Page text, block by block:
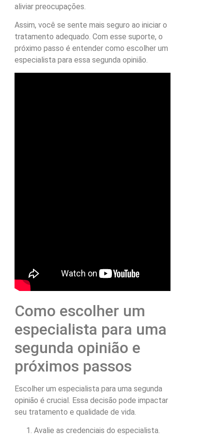
aliviar preocupações.
Assim, você se sente mais seguro ao iniciar o
tratamento adequado. Com esse suporte, o
próximo passo é entender como escolher um
especialista para essa segunda opinião.
Como escolher um
especialista para uma
segunda opinião e
próximos passos
Escolher um especialista para uma segunda
opinião é crucial. Essa decisão pode impactar
seu tratamento e qualidade de vida.
Avalie as credenciais do especialista.